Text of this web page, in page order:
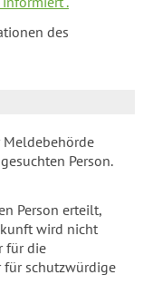
des
Person.
Person erteilt,
wird nicht
für die
für schutzwürdige